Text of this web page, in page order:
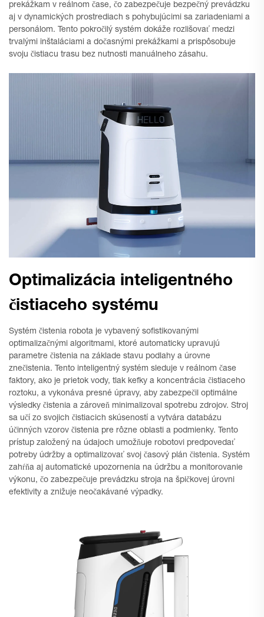
prekážkam v reálnom čase, čo zabezpečuje bezpečný prevádzku
aj v dynamických prostrediach s pohybujúcimi sa zariadeniami a
personálom. Tento pokročilý systém dokáže rozlišovať medzi
trvalými inštaláciami a dočasnými prekážkami a prispôsobuje
svoju čistiacu trasu bez nutnosti manuálneho zásahu.
Optimalizácia inteligentného
čistiaceho systému
Systém čistenia robota je vybavený sofistikovanými
optimalizačnými algoritmami, ktoré automaticky upravujú
parametre čistenia na základe stavu podlahy a úrovne
znečistenia. Tento inteligentný systém sleduje v reálnom čase
faktory, ako je prietok vody, tlak kefky a koncentrácia čistiaceho
roztoku, a vykonáva presné úpravy, aby zabezpečil optimálne
výsledky čistenia a zároveň minimalizoval spotrebu zdrojov. Stroj
sa učí zo svojich čistiacich skúseností a vytvára databázu
účinných vzorov čistenia pre rôzne oblasti a podmienky. Tento
prístup založený na údajoch umožňuje robotovi predpovedať
potreby údržby a optimalizovať svoj časový plán čistenia. Systém
zahŕňa aj automatické upozornenia na údržbu a monitorovanie
výkonu, čo zabezpečuje prevádzku stroja na špičkovej úrovni
efektivity a znižuje neočakávané výpadky.